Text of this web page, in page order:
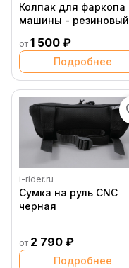
Колпак для фаркопа
машины - резиновый
от 1 500 ₽
Подробнее
i-rider.ru
Сумка на руль CNC
черная
от 2 790 ₽
Подробнее